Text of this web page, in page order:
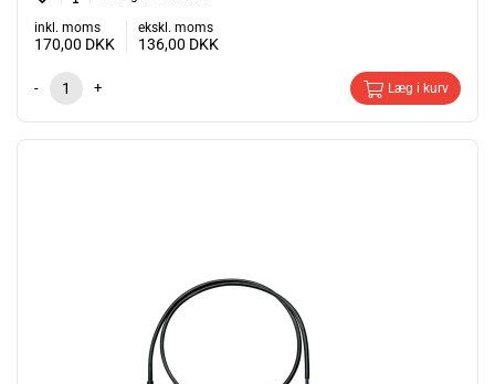
inkl. moms
170,00 DKK
ekskl. moms
136,00 DKK
- + Læg i kurv